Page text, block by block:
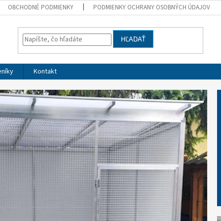
OBCHODNÉ PODMIENKY PODMIENKY OCHRANY OSOBNÝCH ÚDAJOV
HĽADAŤ
Kontakt